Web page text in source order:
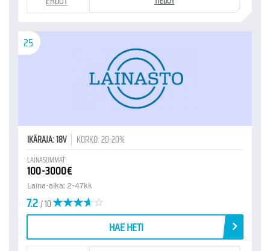
25
IKÄRAJA: 18V KORKO: 20-20%
LAINASUMMAT
100-3000€
Laina-aika: 2-47kk
7.2/ 10
HAE HETI